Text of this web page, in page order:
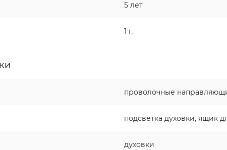
5 лет
1 г.
проволочные
подсветка духовки, ящик
духовки